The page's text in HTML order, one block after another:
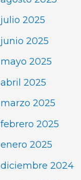
julio 2025
junio 2025
mayo 2025
abril 2025
marzo 2025
febrero 2025
enero 2025
diciembre 2024